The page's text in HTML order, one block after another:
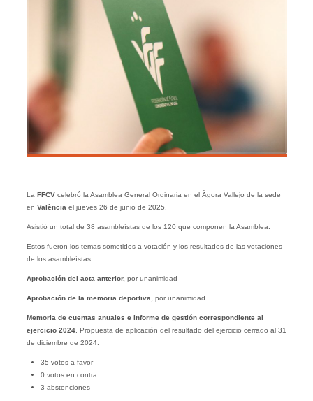
La FFCVcelebró la Asamblea General Ordinaria en el Àgora Vallejo de la sede
en València el jueves 26 de junio de 2025.
Asistió un total de 38 asambleístas de los 120 que componen la Asamblea.
Estos fueron los temas sometidos a votación y los resultados de las votaciones
de los asambleístas:
Aprobación del acta anterior, por unanimidad
Aprobación de la memoria deportiva, por unanimidad
Memoria de cuentas anuales e informe de gestión correspondiente al
ejercicio 2024. Propuesta de aplicación del resultado del ejercicio cerrado al 31
de diciembre de 2024.
35 votos a favor
0 votos en contra
3 abstenciones